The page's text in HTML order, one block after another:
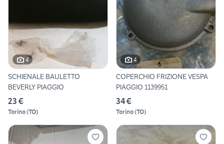
4
SCHIENALE BAULETTO
BEVERLY PIAGGIO
23 €
Torino(TO)
4
COPERCHIO FRIZIONE VESPA
PIAGGIO 1139951
34 €
Torino(TO)